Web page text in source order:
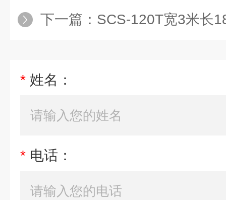
下一篇： SCS-120T宽3米长
* 姓名：
* 电话：